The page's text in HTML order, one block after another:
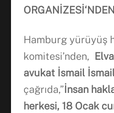
ORGANİZESİ‘NDEN
Hamburg yürüyüş
komitesi’nden,
avukat İsmail İ
çağrıda,”İnsan
herkesi, 18 Ocak